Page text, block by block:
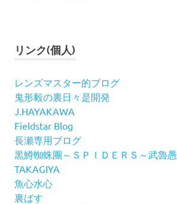
リンク(個人)
レンズマスター的ブログ
鬼形毅の裏日々是開発
J.HAYAKAWA
Fieldstar Blog
長瀬専用ブログ
黒鱒蜘蛛團～ＳＰＩＤＥＲＳ～武魯愚
TAKAGIYA
魚心水心
裏ばす